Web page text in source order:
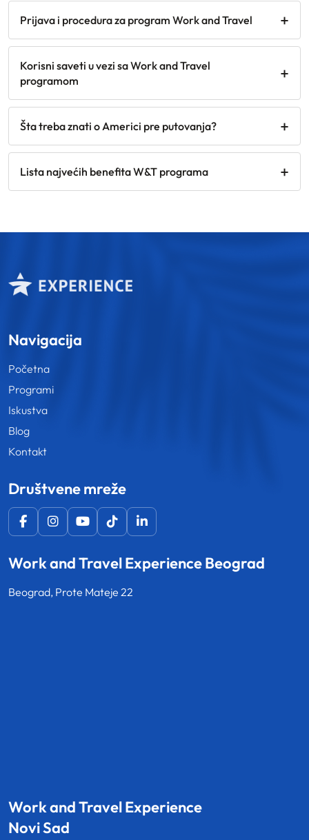
Prijava i procedura za program Work and Travel
Korisni saveti u vezi sa Work and Travel
programom
Šta treba znati o Americi pre putovanja?
Lista najvećih benefita W&T programa
Navigacija
Početna
Programi
Iskustva
Blog
Kontakt
Društvene mreže
Work and Travel Experience Beograd
Beograd, Prote Mateje 22
Work and Travel Experience
Novi Sad